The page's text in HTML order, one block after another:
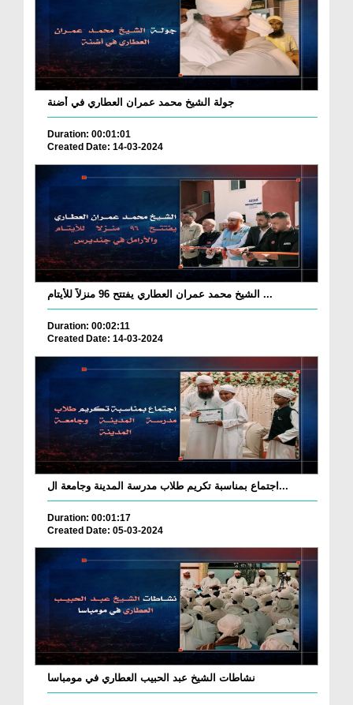
جولة الشيخ محمد عمران العطاري في أضنة
Duration: 00:01:01
Created Date: 14-03-2024
الشيخ محمد عمران العطاري يفتتح 96 منزلاً للأيتام ...
Duration: 00:02:11
Created Date: 14-03-2024
اجتماع بمناسبة تكريم طلاب مدرسة المدينة وجامعة ال...
Duration: 00:01:17
Created Date: 05-03-2024
نشاطات الشيخ عبد الحبيب العطاري في مومباسا